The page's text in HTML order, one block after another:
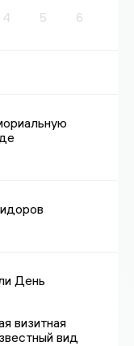
4 5 6
День
визитная
вид